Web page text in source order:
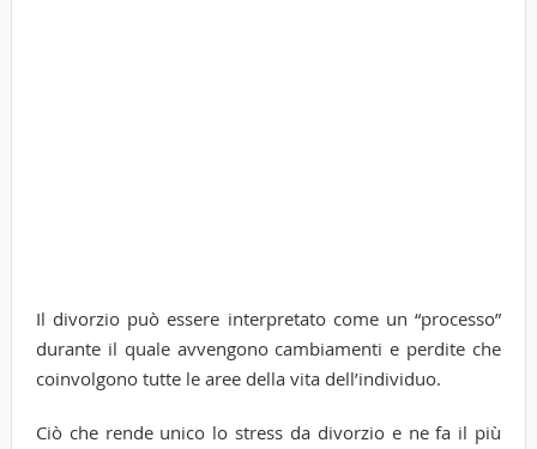
Il divorzio può essere interpretato come un “processo”
durante il quale avvengono cambiamenti e perdite che
coinvolgono tutte le aree della vita dell’individuo.
Ciò che rende unico lo stress da divorzio e ne fa il più